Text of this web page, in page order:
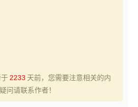
2233 天前，您需要注意相关的内
问请联系作者！